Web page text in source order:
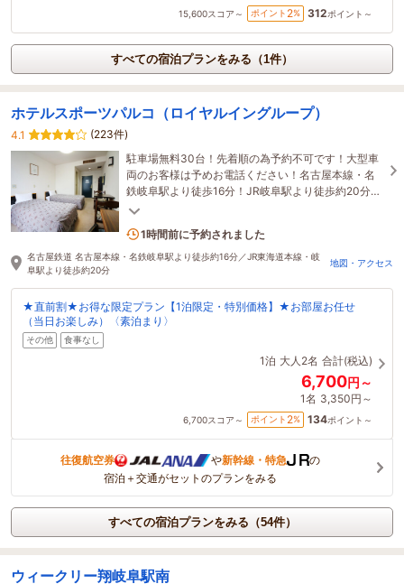
15,600スコア～ ポイント 2% 312ポイント～
すべての宿泊プランをみる（1件）
ホテルスポーツパルコ（ロイヤルイングループ）
4.1
(223件)
駐車場無料30台！先着順の為予約不可です！大型車
両のお客様は予めお電話ください！名古屋本線・名
鉄岐阜駅より徒歩16分！JR岐阜駅より徒歩約20分！
岐阜横丁まで徒歩約15分！日本最大級のグルメスポ
1名がこの宿を見ています
1時間前に予約されました
名古屋鉄道 名古屋本線・名鉄岐阜駅より徒歩約16分／JR東海道本線・岐
阜駅より徒歩約20分
地図・アクセス
★直前割★お得な限定プラン【1泊限定・特別価格】★お部屋お任せ
（当日お楽しみ）〈素泊まり〉
その他 食事なし
1泊 大人2名 合計(税込)
6,700円～
1名 3,350円～
6,700スコア～ ポイント 2% 134ポイント～
往復航空券 や新幹線・特急
の
宿泊＋交通がセットのプランをみる
すべての宿泊プランをみる（54件）
ウィークリー翔岐阜駅南